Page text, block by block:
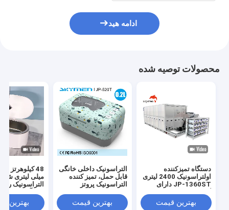
ادامه هید
محصولات توصیه شده
دستگاه تمیزکننده
اولتراسونیک 2400 لیتری
JP-1360ST دارای
کردن خانگی و جواهرات
بهترین قیمت
التراسونیک داخلی خانگی
قابل حمل، تمیز کننده
التراسونیک پروتز
بهترین قیمت
میلی لیتری
التراسونیک
بهترین